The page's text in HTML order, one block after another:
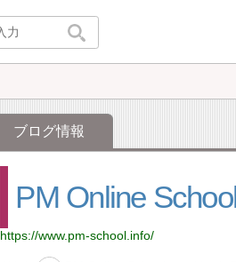
ブログ情報
PM Online
https://www.pm-school.info/